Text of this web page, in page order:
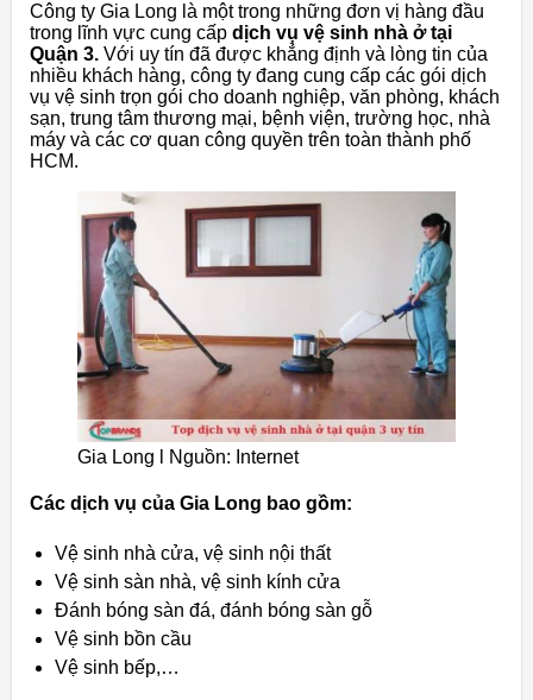
Công ty Gia Long là một trong những đơn vị hàng đầu
trong lĩnh vực cung cấp dịch vụ vệ sinh nhà ở tại
Quận 3. Với uy tín đã được khẳng định và lòng tin của
nhiều khách hàng, công ty đang cung cấp các gói dịch
vụ vệ sinh trọn gói cho doanh nghiệp, văn phòng, khách
sạn, trung tâm thương mại, bệnh viện, trường học, nhà
máy và các cơ quan công quyền trên toàn thành phố
HCM.
Gia Long l Nguồn: Internet
Các dịch vụ của Gia Long bao gồm:
Vệ sinh nhà cửa, vệ sinh nội thất
Vệ sinh sàn nhà, vệ sinh kính cửa
Đánh bóng sàn đá, đánh bóng sàn gỗ
Vệ sinh bồn cầu
Vệ sinh bếp,…